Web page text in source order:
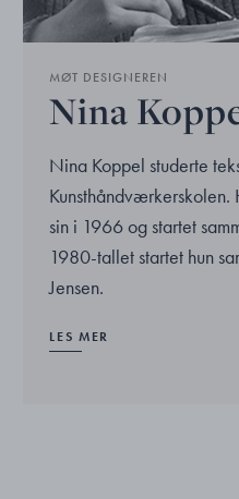
MØT DESIGNEREN
Nina
Nina Koppel studerte
Kunsthåndværkerskolen.
sin i 1966 og startet
1980-tallet startet hun
Jensen.
LES MER